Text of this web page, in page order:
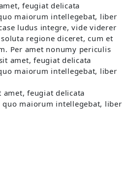
feugiat delicata
maiorum intellegebat, liber
ludus integre, vide viderer
regione diceret, cum et
Per amet nonumy periculis
amet, feugiat delicata
maiorum intellegebat, liber
feugiat delicata
quo maiorum intellegebat, liber